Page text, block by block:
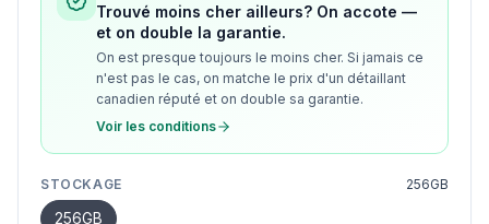
Trouvé moins cher ailleurs? On accote —
et on double la garantie.
On est presque toujours le moins cher. Si jamais ce
n'est pas le cas, on matche le prix d'un détaillant
canadien réputé et on double sa garantie.
Voir les conditions
STOCKAGE 256GB
256GB